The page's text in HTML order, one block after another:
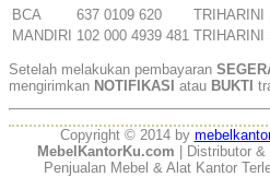
BCA
637 0109 620 TRIHARINI
MANDIRI 102 000 4939 481 TRIHARINI
Setelah melakukan pembayaran
mengirimkan NOTIFIKASI atau BUKTI
Copyright © 2014 by
MebelKantorKu.com | Distributor &
Penjualan Mebel & Alat Kantor